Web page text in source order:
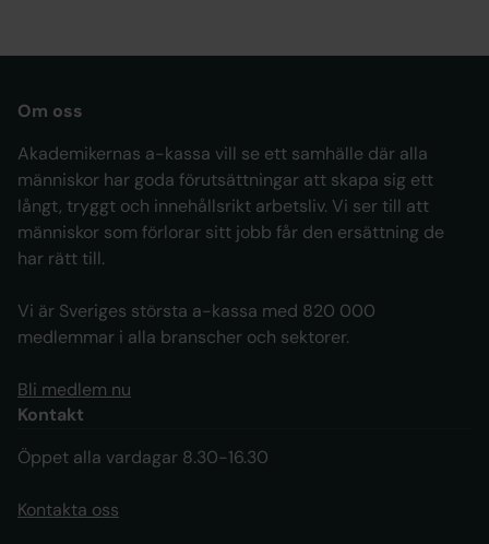
Om oss
Akademikernas a-kassa vill se ett samhälle där alla
människor har goda förutsättningar att skapa sig ett
långt, tryggt och innehållsrikt arbetsliv. Vi ser till att
människor som förlorar sitt jobb får den ersättning de
har rätt till.
Vi är Sveriges största a-kassa med 820 000
medlemmar i alla branscher och sektorer.
Bli medlem nu
Kontakt
Öppet alla vardagar 8.30-16.30
Kontakta oss